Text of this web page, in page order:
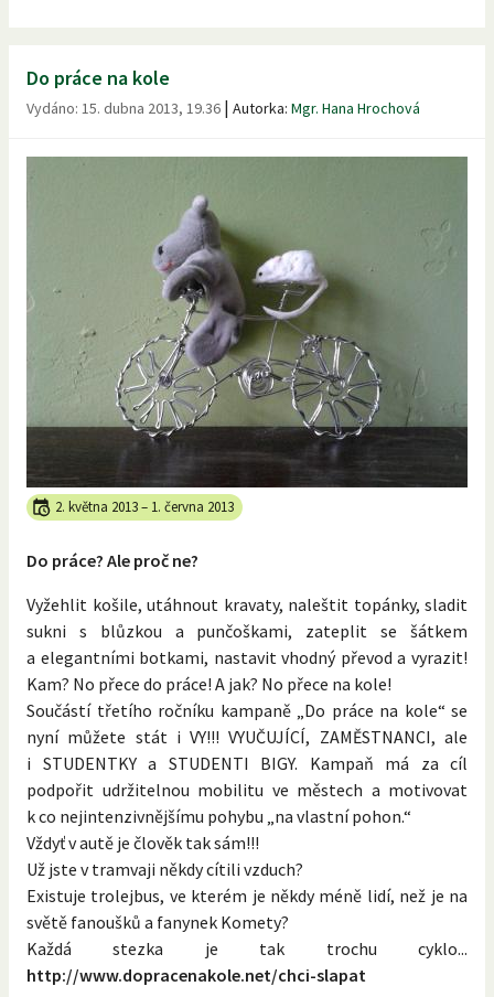
Do práce na kole
Vydáno: 15. dubna 2013, 19.36 | Autorka: Mgr. Hana Hrochová
2. května 2013– 1. června 2013
Do práce? Ale proč ne?
Vyžehlit košile, utáhnout kravaty, naleštit topánky, sladit
sukni s blůzkou a punčoškami, zateplit se šátkem
a elegantními botkami, nastavit vhodný převod a vyrazit!
Kam? No přece do práce! A jak? No přece na kole!
Součástí třetího ročníku kampaně „Do práce na kole“ se
nyní můžete stát i VY!!! VYUČUJÍCÍ, ZAMĚSTNANCI, ale
i STUDENTKY a STUDENTI BIGY. Kampaň má za cíl
podpořit udržitelnou mobilitu ve městech a motivovat
k co nejintenzivnějšímu pohybu „na vlastní pohon.“
Vždyť v autě je člověk tak sám!!!
Už jste v tramvaji někdy cítili vzduch?
Existuje trolejbus, ve kterém je někdy méně lidí, než je na
světě fanoušků a fanynek Komety?
Každá stezka je tak trochu cyklo...
http://www.dopracenakole.net/chci-slapat